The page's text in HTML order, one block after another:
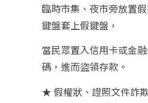
臨時市集、夜市旁放置
鍵盤套上假鍵盤，
當民眾置入信用卡或金
碼，進而盜領存款。
★ 假權狀、證照文件詐